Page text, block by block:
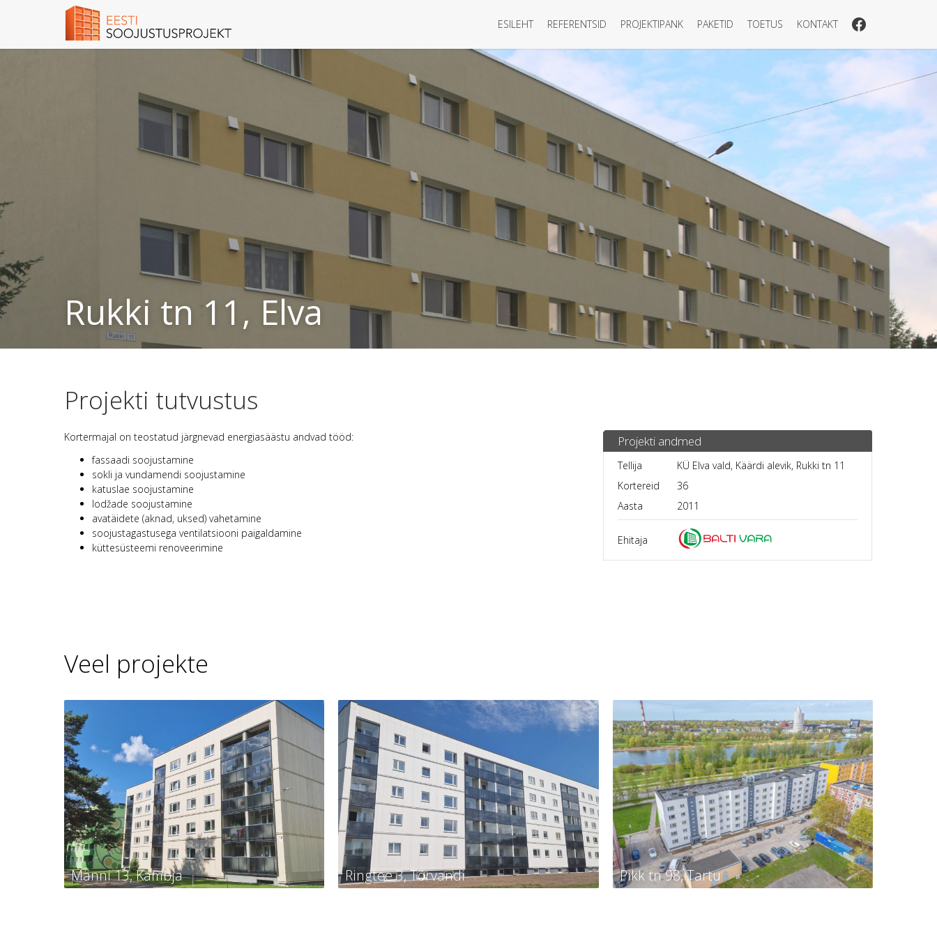
ESILEHT REFERENTSID PROJEKTIPANK PAKETID TOETUS KONTAKT
Rukki tn 11, Elva
Projekti tutvustus
Kortermajal on teostatud järgnevad energiasäästu andvad tööd:
fassaadi soojustamine
sokli ja vundamendi soojustamine
katuslae soojustamine
lodžade soojustamine
avatäidete (aknad, uksed) vahetamine
soojustagastusega ventilatsiooni paigaldamine
küttesüsteemi renoveerimine
Projekti andmed
Tellija
KÜ Elva vald, Käärdi alevik, Rukki tn 11
Kortereid
36
Aasta
2011
Ehitaja
Veel projekte
Männi 13, Kambja Ringtee 3, Tõrvandi Pikk tn 98, Tartu